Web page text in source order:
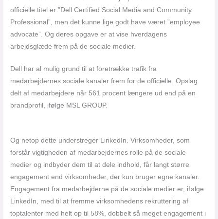
officielle titel er ”Dell Certified Social Media and Community
Professional”, men det kunne lige godt have været ”employee
advocate”. Og deres opgave er at vise hverdagens
arbejdsglæde frem på de sociale medier.
Dell har al mulig grund til at foretrække trafik fra
medarbejdernes sociale kanaler frem for de officielle. Opslag
delt af medarbejdere når 561 procent længere ud end på en
brandprofil, ifølge MSL GROUP.
Og netop dette understreger LinkedIn. Virksomheder, som
forstår vigtigheden af medarbejdernes rolle på de sociale
medier og indbyder dem til at dele indhold, får langt større
engagement end virksomheder, der kun bruger egne kanaler.
Engagement fra medarbejderne på de sociale medier er, ifølge
LinkedIn, med til at fremme virksomhedens rekruttering af
toptalenter med helt op til 58%, dobbelt så meget engagement i